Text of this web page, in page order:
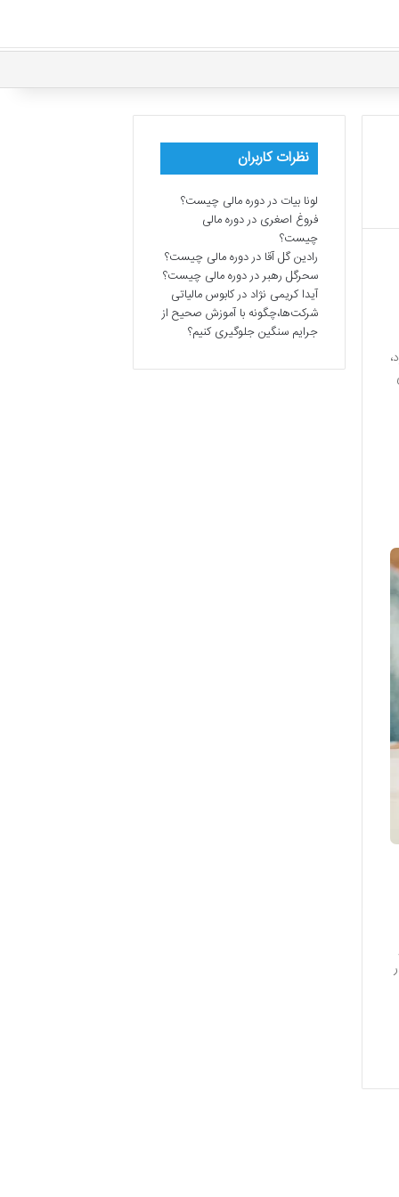
نظرات کاربران
لونا بیات دردوره مالی چیست؟
فروغ اصغری دردوره مالی
چیست؟
رادین گل آقا دردوره مالی چیست؟
سحرگل رهبردردوره مالی چیست؟
آیدا کریمی نژاد درکابوس مالیاتی
شرکت‌ها،چگونه با آموزش صحیح از
جرایم سنگین جلوگیری کنیم؟